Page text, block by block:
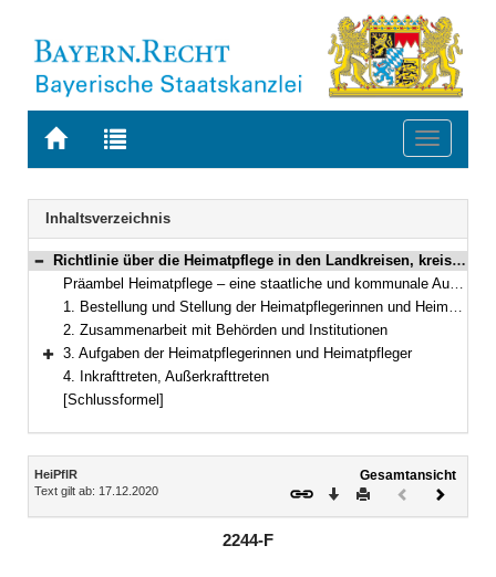
Zur
BAYERN.RECHT
Zur
letzten
Suche
Toggle
Navigation
Inhaltsverzeichnis
Bereich reduzieren
Richtlinie über die Heimatpflege in den Landkreisen, kreisfreien Städten und Großen Kreisstädten
Präambel Heimatpflege – eine staatliche und kommunale Aufgabe
1. Bestellung und Stellung der Heimatpflegerinnen und Heimatpfleger
2. Zusammenarbeit mit Behörden und Institutionen
Bereich erweitern
3. Aufgaben der Heimatpflegerinnen und Heimatpfleger
4. Inkrafttreten, Außerkrafttreten
[Schlussformel]
Inhalt
HeiPflR
Text gilt ab: 17.12.2020
Gesamtansicht
Download
DruckenVorheriges
2244-F